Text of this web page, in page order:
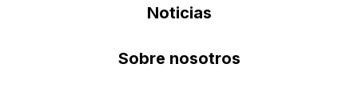
Noticias
Sobre nosotros